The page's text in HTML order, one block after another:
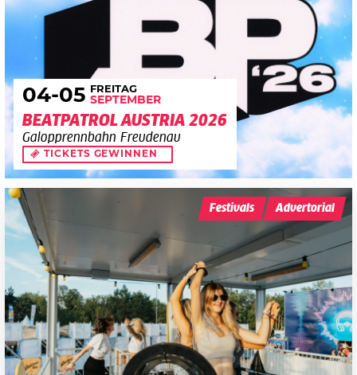
04-05 FREITAG
SEPTEMBER
BEATPATROL AUSTRIA 2026
Galopprennbahn Freudenau
TICKETS GEWINNEN
Festivals Advertorial